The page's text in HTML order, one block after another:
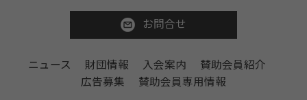
お問合せ
ニュース 財団情報 入会案内
賛助会員紹介
広告募集
賛助会員専用情報